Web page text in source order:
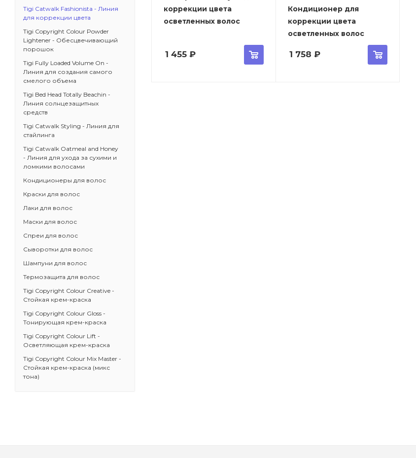
коррекции цвета
осветленных волос
1 455 ₽
Кондиционер для
коррекции цвета
осветленных волос
1 758 ₽
Tigi Catwalk Fashionista - Линия
для коррекции цвета
Tigi Copyright Colour Powder
Lightener - Обесцвечивающий
порошок
Tigi Fully Loaded Volume On -
Линия для создания самого
смелого объема
Tigi Bed Head Totally Beachin -
Линия солнцезащитных
средств
Tigi Catwalk Styling - Линия для
стайлинга
Tigi Catwalk Oatmeal and Honey
- Линия для ухода за сухими и
ломкими волосами
Кондиционеры для волос
Краски для волос
Лаки для волос
Маски для волос
Спреи для волос
Сыворотки для волос
Шампуни для волос
Термозащита для волос
Tigi Copyright Colour Creative -
Стойкая крем-краска
Tigi Copyright Сolour Gloss -
Тонирующая крем-краска
Tigi Copyright Colour Lift -
Осветляющая крем-краска
Tigi Copyright Colour Mix Master -
Стойкая крем-краска (микс
тона)